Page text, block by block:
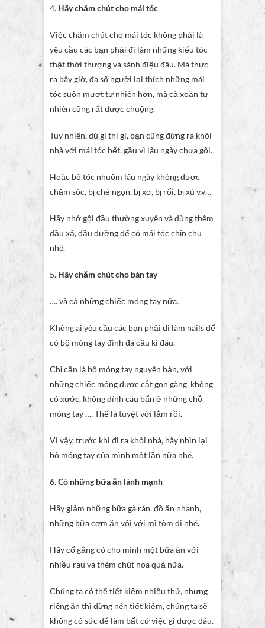
4. Hãy chăm chút cho mái tóc
Việc chăm chút cho mái tóc không phải là
yêu cầu các bạn phải đi làm những kiểu tóc
thật thời thượng và sành điệu đâu. Mà thực
ra bây giờ, đa số người lại thích những mái
tóc suôn mượt tự nhiên hơn, mà cả xoăn tự
nhiên cũng rất được chuộng.
Tuy nhiên, dù gì thì gì, bạn cũng đừng ra khỏi
nhà với mái tóc bết, gầu vì lâu ngày chưa gội.
Hoặc bộ tóc nhuộm lâu ngày không được
chăm sóc, bị chẻ ngọn, bị xơ, bị rối, bị xù v.v…
Hãy nhớ gội đầu thường xuyên và dùng thêm
dầu xả, dầu dưỡng để có mái tóc chỉn chu
nhé.
5. Hãy chăm chút cho bàn tay
…. và cả những chiếc móng tay nữa.
Không ai yêu cầu các bạn phải đi làm nails để
có bộ móng tay đính đá cầu kì đâu.
Chỉ cần là bộ móng tay nguyên bản, với
những chiếc móng được cắt gọn gàng, không
có xước, không dính cáu bẩn ở những chỗ
móng tay …. Thế là tuyệt vời lắm rồi.
Vì vậy, trước khi đi ra khỏi nhà, hãy nhìn lại
bộ móng tay của mình một lần nữa nhé.
6.Có những bữa ăn lành mạnh
Hãy giảm những bữa gà rán, đồ ăn nhanh,
những bữa cơm ăn vội với mì tôm đi nhé.
Hãy cố gắng có cho mình một bữa ăn với
nhiều rau và thêm chút hoa quả nữa.
Chúng ta có thể tiết kiệm nhiều thứ, nhưng
riêng ăn thì đừng nên tiết kiệm, chúng ta sẽ
không có sức để làm bất cứ việc gì được đâu.